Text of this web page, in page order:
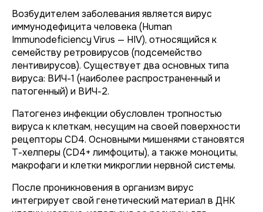
Возбудителем заболевания является вирус
иммунодефицита человека (Human
Immunodeficiency Virus — HIV), относящийся к
семейству ретровирусов (подсемейство
лентивирусов). Существует два основных типа
вируса: ВИЧ-1 (наиболее распространенный и
патогенный) и ВИЧ-2.
Патогенез инфекции обусловлен тропностью
вируса к клеткам, несущим на своей поверхности
рецепторы CD4. Основными мишенями становятся
Т-хелперы (CD4+ лимфоциты), а также моноциты,
макрофаги и клетки микроглии нервной системы.
После проникновения в организм вирус
интегрирует свой генетический материал в ДНК